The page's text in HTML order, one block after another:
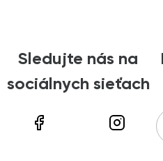
Sledujte nás na
sociálnych sieťach